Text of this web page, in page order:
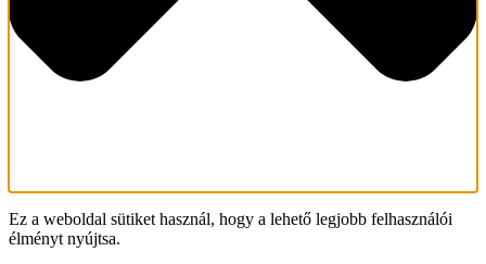
Ez a weboldal sütiket használ, hogy a lehető legjobb felhasználói
élményt nyújtsa.